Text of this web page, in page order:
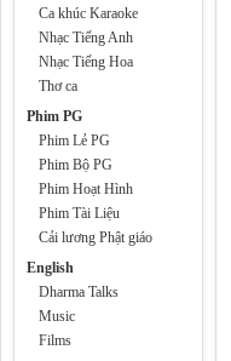
Ca khúc Karaoke
Nhạc Tiếng Anh
Nhạc Tiếng Hoa
Thơ ca
Phim PG
Phim Lẻ PG
Phim Bộ PG
Phim Hoạt Hình
Phim Tài Liệu
Cải lương Phật giáo
English
Dharma Talks
Music
Films